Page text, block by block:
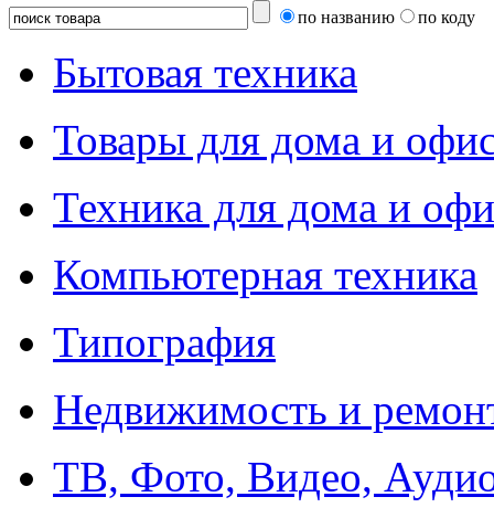
по названию по коду
Бытовая техника
Товары для дома и
Техника для дома и
Компьютерная техника
Типография
Недвижимость и
ТВ, Фото, Видео,